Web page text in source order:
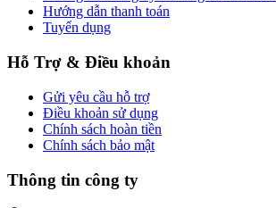
Hướng dẫn thanh toán
Tuyển dụng
Hỗ Trợ & Điều khoản
Gửi yêu cầu hỗ trợ
Điều khoản sử dụng
Chính sách hoàn tiền
Chính sách bảo mật
Thông tin công ty